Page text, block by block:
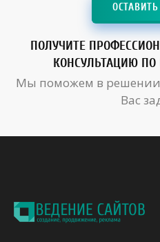
ПОЛУЧИТЕ
КОНСУЛЬТАЦИЮ
Мы поможем в
Вас